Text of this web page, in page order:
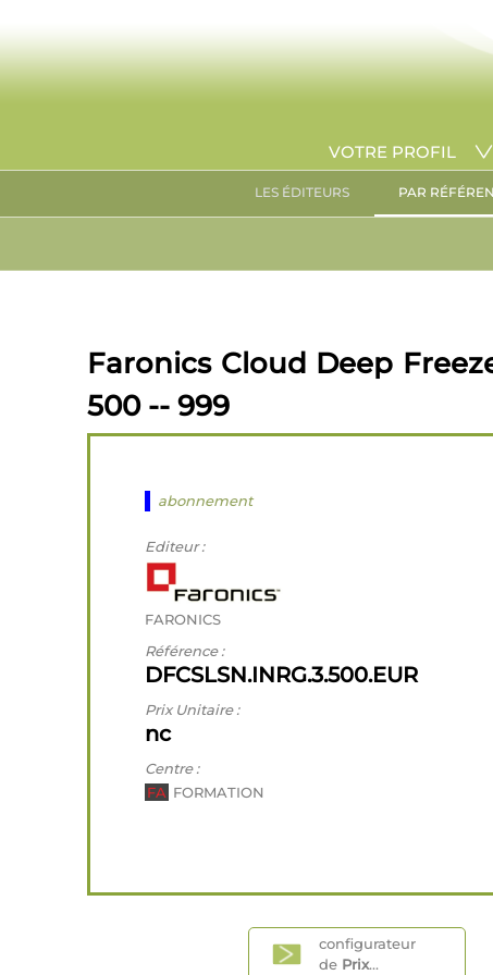
VOTRE PROFIL
LES ÉDITEURS PAR
Faronics Cloud Deep
500 -- 999
abonnement
Editeur :
FARONICS
Référence :
DFCSLSN.INRG.3.500.EUR
Prix Unitaire :
nc
Centre :
FA FORMATION
configurateur
de Prix...